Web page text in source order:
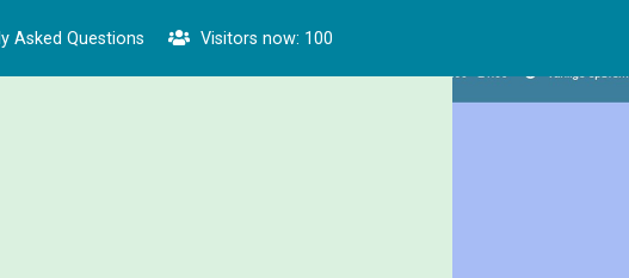
Asked Questions Visitors now: 100